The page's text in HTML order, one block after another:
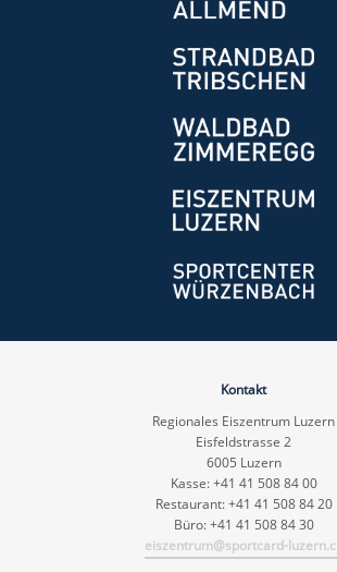
Kontakt
Regionales Eiszentrum Luzern
Eisfeldstrasse 2
6005 Luzern
Kasse: +41 41 508 84 00
Restaurant: +41 41 508 84 20
Büro: +41 41 508 84 30
eiszentrum@sportcard-